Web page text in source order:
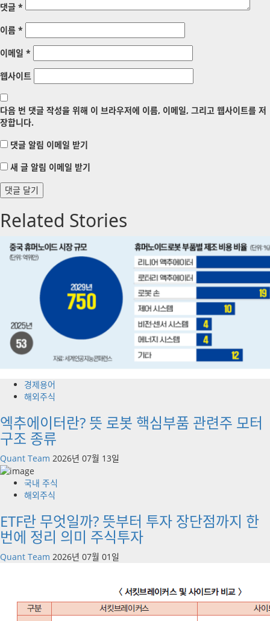
댓글 *
이름 *
이메일 *
웹사이트
다음 번 댓글 작성을 위해 이 브라우저에 이름, 이메일, 그리고 웹사이트를 저
장합니다.
댓글 알림 이메일 받기
새 글 알림 이메일 받기
Related Stories
경제용어
해외주식
엑추에이터란? 뜻 로봇 핵심부품 관련주 모터
구조 종류
Quant Team 2026년 07월 13일
국내 주식
해외주식
ETF란 무엇일까? 뜻부터 투자 장단점까지 한
번에 정리 의미 주식투자
Quant Team 2026년 07월 01일